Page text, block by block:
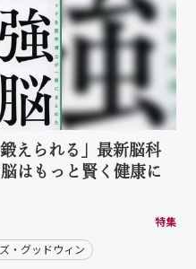
えられる」最新脳科
はもっと賢く健康に
特集
・グッドウィン